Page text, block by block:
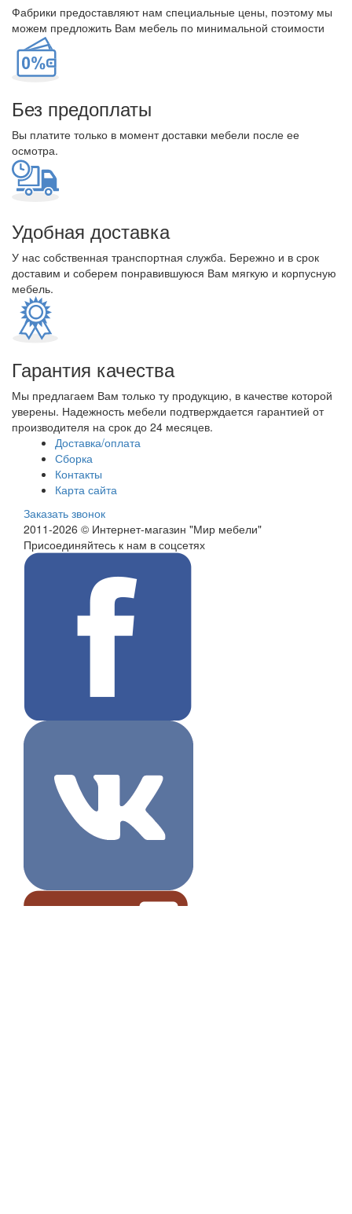
Фабрики предоставляют нам специальные цены, поэтому мы
можем предложить Вам мебель по минимальной стоимости
Без предоплаты
Вы платите только в момент доставки мебели после ее
осмотра.
Удобная доставка
У нас собственная транспортная служба. Бережно и в срок
доставим и соберем понравившуюся Вам мягкую и корпусную
мебель.
Гарантия качества
Мы предлагаем Вам только ту продукцию, в качестве которой
уверены. Надежность мебели подтверждается гарантией от
производителя на срок до 24 месяцев.
Доставка/оплата
Сборка
Контакты
Карта сайта
Заказать звонок
2011-2026 © Интернет-магазин "Мир мебели"
Присоединяйтесь к нам в соцсетях